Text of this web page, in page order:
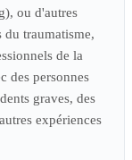
ou d'autres
du traumatisme,
de la
des personnes
graves, des
expériences